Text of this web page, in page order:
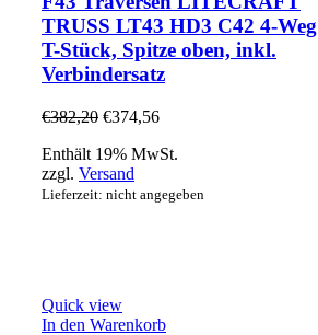
TRUSS LT43 HD3 C42 4-Weg
T-Stück, Spitze oben, inkl.
Verbindersatz
€382,20 €374,56
Enthält 19% MwSt.
zzgl. Versand
Lieferzeit: nicht angegeben
Quick view
In den Warenkorb